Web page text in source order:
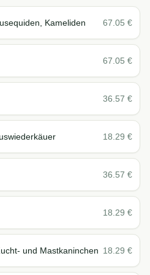
Kameliden 67.05 €
67.05 €
36.57 €
18.29 €
36.57 €
18.29 €
und Mastkaninchen 18.29 €